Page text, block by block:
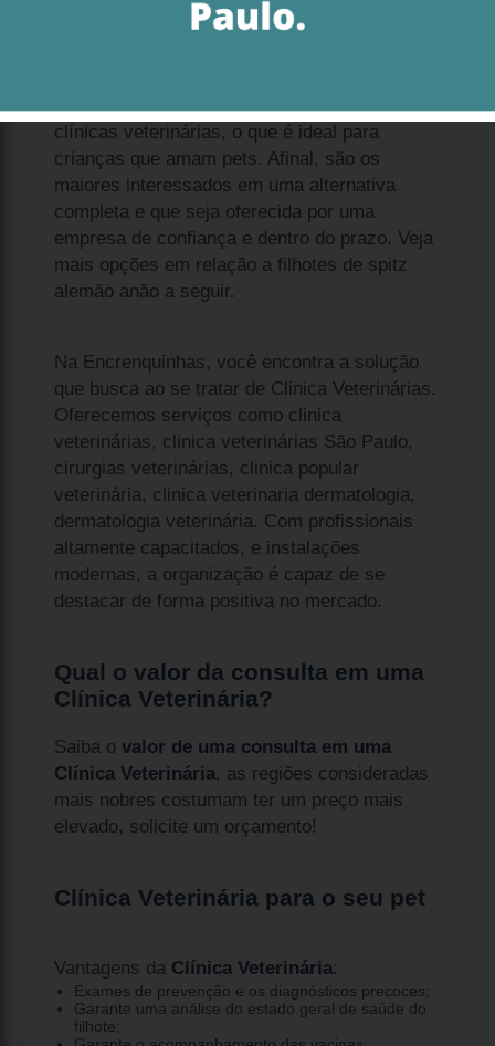
clínicas veterinárias, o que é ideal para
crianças que amam pets. Afinal, são os
maiores interessados em uma alternativa
completa e que seja oferecida por uma
empresa de confiança e dentro do prazo. Veja
mais opções em relação a filhotes de spitz
alemão anão a seguir.
Na Encrenquinhas, você encontra a solução
que busca ao se tratar de Clinica Veterinárias.
Oferecemos serviços como clinica
veterinárias, clinica veterinárias São Paulo,
cirurgias veterinárias, clinica popular
veterinária, clinica veterinaria dermatologia,
dermatologia veterinária. Com profissionais
altamente capacitados, e instalações
modernas, a organização é capaz de se
destacar de forma positiva no mercado.
Qual o valor da consulta em uma
Clínica Veterinária?
Saiba ovalor de uma consulta em uma
Clínica Veterinária, as regiões consideradas
mais nobres costumam ter um preço mais
elevado, solicite um orçamento!
Clínica Veterinária para o seu pet
Vantagens da Clínica Veterinária:
Exames de prevenção e os diagnósticos precoces;
Garante uma análise do estado geral de saúde do
filhote;